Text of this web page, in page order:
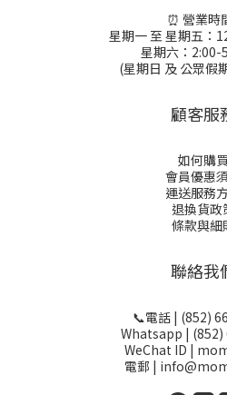
⏰ 營業時
星期一 至 星期五：
星期六：2:00-
(星期日 及 公眾假
顧客服
如何購買
會員優惠
運送服務
退換貨政
條款與細
聯絡我
📞電話 | (852)
Whatsapp | (852)
WeChat ID |
電郵 |